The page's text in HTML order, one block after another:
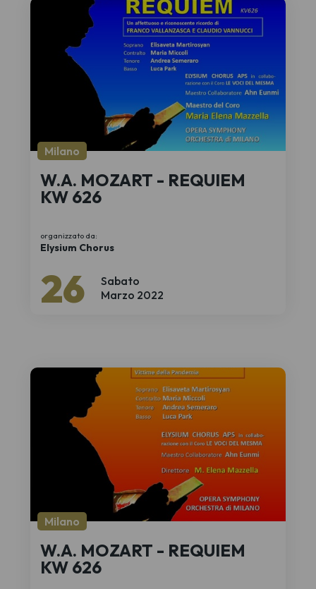
Sabato
26 Marzo 2022
Milano
W.A. MOZART - REQUIEM
KW 626
organizzato da:
Elysium Chorus
Milano
W.A. MOZART - REQUIEM
KW 626